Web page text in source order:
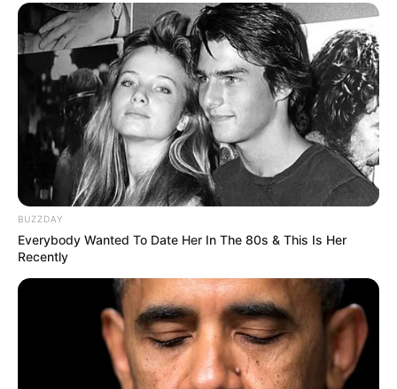
BUZZDAY
Everybody Wanted To Date Her In The 80s & This Is Her
Recently